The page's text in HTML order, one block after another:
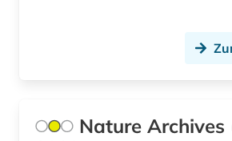
alte geschichte (4)
Nature Archives